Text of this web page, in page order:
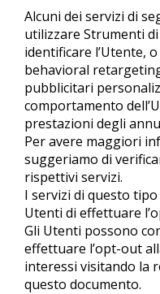
Alcuni dei servizi di
utilizzare Strumenti
identificare l’Utente,
behavioral
pubblicitari
comportamento
prestazioni degli
Per avere maggiori
suggeriamo di
rispettivi servizi.
I servizi di questo
Utenti di effettuare
Gli Utenti possono
effettuare l’opt-out
interessi visitando la
questo documento.